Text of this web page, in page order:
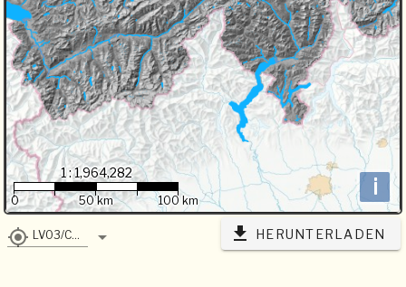
i
1 : 1,964,282
0 50 km 100 km
LV03/CH1903 HERUNTERLADEN